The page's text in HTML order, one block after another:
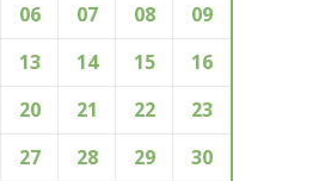
06 07 08
09
13 14 15
16
20 21 22
23
27 28 29
30